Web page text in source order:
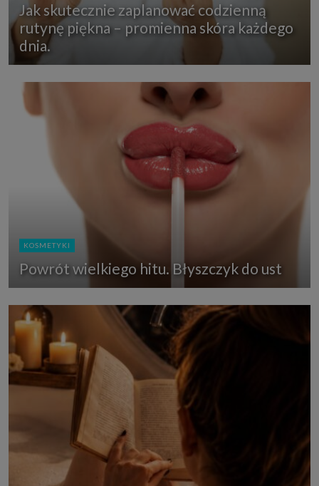
Jak skutecznie zaplanować codzienną
rutynę piękna – promienna skóra każdego
dnia.
KOSMETYKI
Powrót wielkiego hitu. Błyszczyk do ust